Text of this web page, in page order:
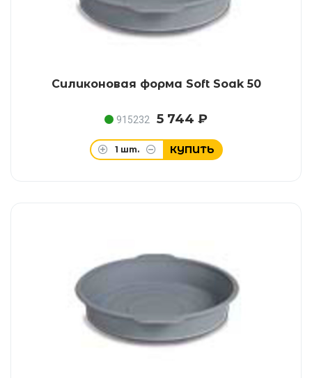
Силиконовая форма Soft Soak 50
915232 5 744 ₽
1 шт. КУПИТЬ